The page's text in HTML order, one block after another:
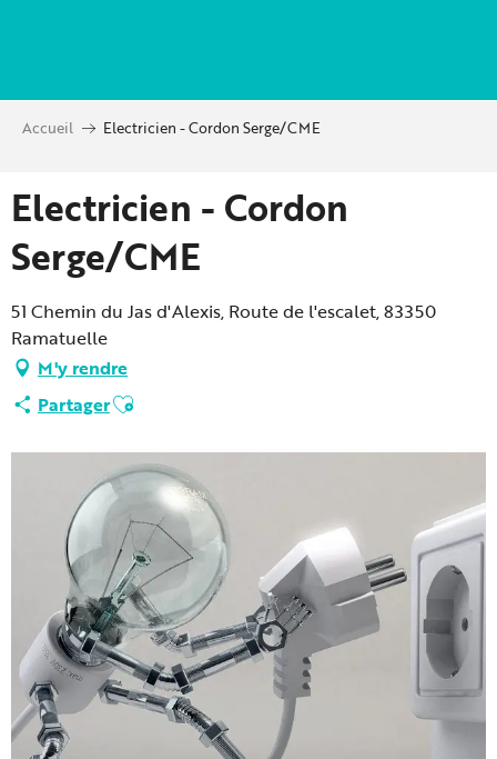
principal
Accueil Electricien - Cordon Serge/CME
Electricien - Cordon
Serge/CME
51 Chemin du Jas d'Alexis, Route de l'escalet, 83350
Ramatuelle
M'y rendre
PartagerAjouter aux favoris